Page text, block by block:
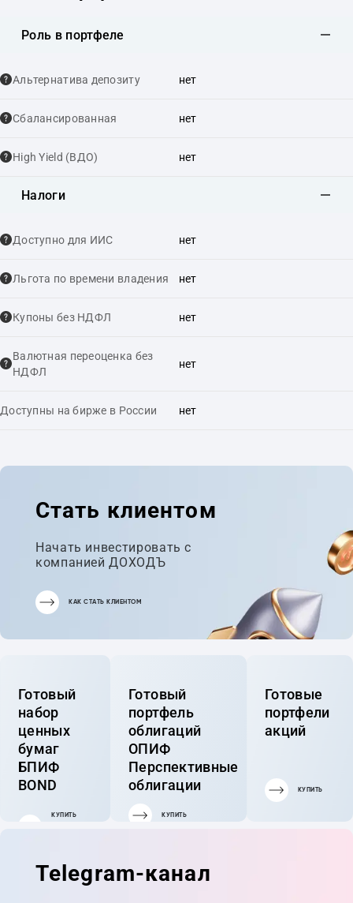
Роль в портфеле
Альтернатива депозиту нет
Сбалансированная нет
High Yield (ВДО) нет
Налоги
Доступно для ИИС нет
Льгота по времени владения нет
Купоны без НДФЛ нет
Валютная переоценка без
НДФЛ
нет
Доступны на бирже в России нет
Стать клиентом
Начать инвестировать с
компанией ДОХОДЪ
КАК СТАТЬ КЛИЕНТОМ
Готовый
набор
ценных
бумаг
БПИФ
BOND
КУПИТЬ
Готовый
портфель
облигаций
ОПИФ
Перспективные
облигации
КУПИТЬ
Готовые
портфели
акций
КУПИТЬ
Telegram-канал